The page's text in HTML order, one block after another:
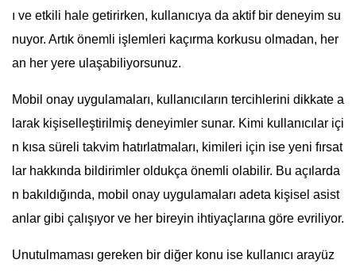
ı ve etkili hale getirirken, kullanıcıya da aktif bir deneyim su
nuyor. Artık önemli işlemleri kaçırma korkusu olmadan, her
an her yere ulaşabiliyorsunuz.
Mobil onay uygulamaları, kullanıcıların tercihlerini dikkate a
larak kişiselleştirilmiş deneyimler sunar. Kimi kullanıcılar içi
n kısa süreli takvim hatırlatmaları, kimileri için ise yeni fırsat
lar hakkında bildirimler oldukça önemli olabilir. Bu açılarda
n bakıldığında, mobil onay uygulamaları adeta kişisel asist
anlar gibi çalışıyor ve her bireyin ihtiyaçlarına göre evriliyor.
Unutulmaması gereken bir diğer konu ise kullanıcı arayüz